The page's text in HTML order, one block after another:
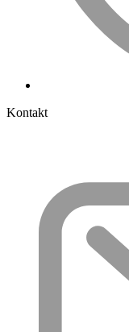
Kontakt